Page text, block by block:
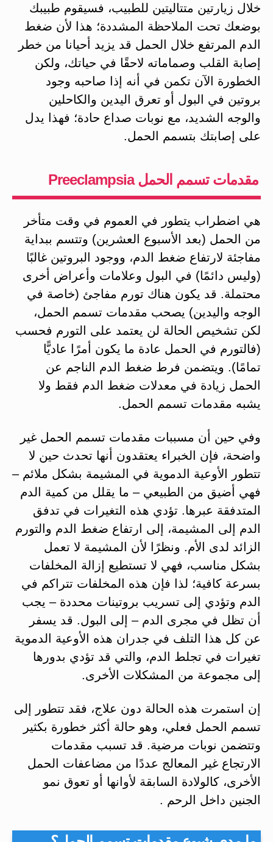
خلال زيارتين متتاليتين للطبيب، فسيقوم طبيبك
بوضعك تحت الملاحظة المشددة؛ هذا لأن ضغط
الدم المرتفع خلال الحمل قد يزيد أحيانا من خطر
إصابة القلب وصماماته لاحقًا في حياتك، ولكن
الخطورة الآن تكمن في أنه إذا صاحبه وجود
بروتين في البول أو تعرق اليدين والكاحلين
والوجه الشديد، مع نوبات صداع حادة؛ فهذا يدل
على إصابتك بتسمم الحمل.
مقدمات تسمم الحمل Preeclampsia
هي اضطراب يتطور في العموم في وقت متأخر
من الحمل (بعد الأسبوع العشرين) وتتسم ببداية
مفاجئة لارتفاع ضغط الدم، ووجود البروتين غالبًا
(وليس دائمًا) في البول وعلامات وأعراض أخرى
محتملة. قد يكون هناك تورم مفاجئ (خاصة في
الوجه واليدين) يصحب مقدمات تسمم الحمل،
لكن تشخيص الحالة لن يعتمد على التورم فحسب
(فالتورم في الحمل عادة ما يكون أمرًا عاديًّا
تمامًا). ويتضمن فرط ضغط الدم الناجم عن
الحمل زيادة في معدلات ضغط الدم فقط ولا
يشبه مقدمات تسمم الحمل.
وفي حين أن مسببات مقدمات تسمم الحمل غير
واضحة، فإن الخبراء يعتقدون أنها تحدث حين لا
تتطور الأوعية الدموية في المشيمة بشكل ملائم –
فهي أضيق من الطبيعي – ما يقلل من كمية الدم
المتدفقة عبرها. تؤدي هذه التغيرات في تدفق
الدم إلى المشيمة، إلى ارتفاع ضغط الدم والتورم
الزائد لدى الأم. ونظرًا لأن المشيمة لا تعمل
بشكل مناسب، فهي لا تستطيع إزالة المخلفات
بسرعة كافية؛ لذا فإن هذه المخلفات تتراكم في
الدم وتؤدي إلى تسريب بروتينات محددة – يجب
أن تظل في مجرى الدم – إلى البول. قد يسفر
عن كل هذا التلف في جدران هذه الأوعية الدموية
تغيرات في تجلط الدم، والتي قد تؤدي بدورها
إلى مجموعة من المشكلات الأخرى.
إن استمرت هذه الحالة دون علاج، فقد تتطور إلى
تسمم الحمل فعلي، وهو حالة أكثر خطورة بكثير
وتتضمن نوبات مرضية. قد تسبب مقدمات
الارتجاع غير المعالج عددًا من مضاعفات الحمل
الأخرى، كالولادة السابقة لأوانها أو تعوق نمو
الجنين داخل الرحم .